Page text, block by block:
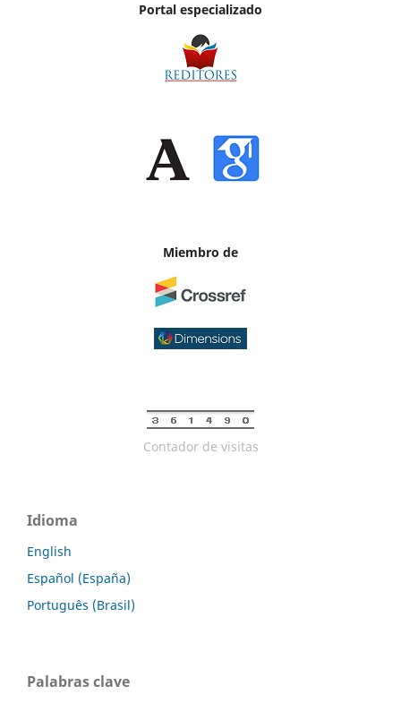
Portal especializado
Miembro de
Contador de visitas
Idioma
English
Español (España)
Português (Brasil)
Palabras clave